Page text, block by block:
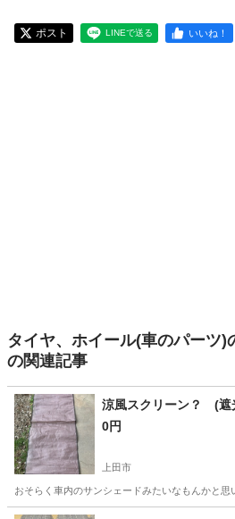
ポスト LINEで送る いいね！
タイヤ、ホイール(車のパーツ)
の関連記事
涼風スクリーン？ (遮
0円
上田市
おそらく車内のサンシェードみたいなもんかと